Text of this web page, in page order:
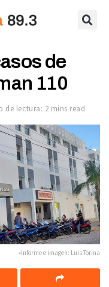
de
110
de lectura: 2 mins read
»Informe e imagen: Luis Torina